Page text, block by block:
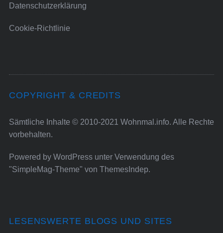
Datenschutzerklärung
Cookie-Richtlinie
COPYRIGHT & CREDITS
Sämtliche Inhalte © 2010-2021 Wohnmal.info. Alle Rechte
vorbehalten.
Powered by WordPressunter Verwendung des
"SimpleMag-Theme" von ThemesIndep.
LESENSWERTE BLOGS UND SITES